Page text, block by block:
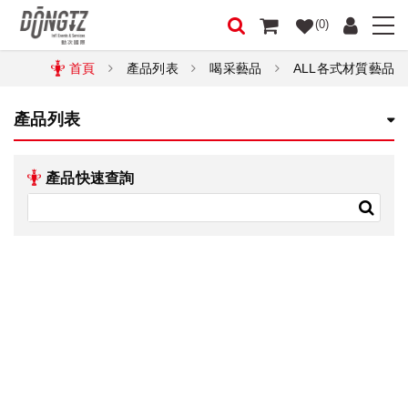
(0)
首頁 產品列表 喝采藝品 ALL各式材質藝品
產品列表
產品快速查詢